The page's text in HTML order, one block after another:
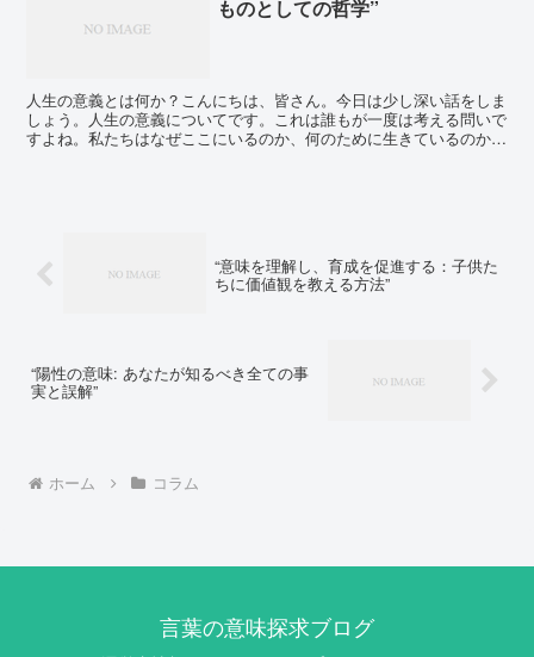
ものとしての哲学”
人生の意義とは何か？こんにちは、皆さん。今日は少し深い話をしま
しょう。人生の意義についてです。これは誰もが一度は考える問いで
すよね。私たちはなぜここにいるのか、何のために生きているのか。
“意味を理解し、育成を促進する：子供た
ちに価値観を教える方法”
“陽性の意味: あなたが知るべき全ての事
実と誤解”
ホーム コラム
言葉の意味探求ブログ